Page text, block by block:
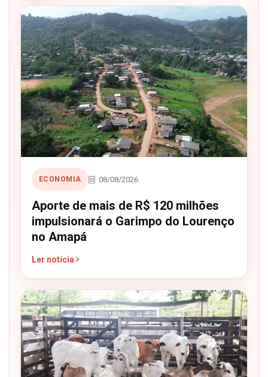
ECONOMIA 08/08/2026
Aporte de mais de R$ 120 milhões
impulsionará o Garimpo do Lourenço
no Amapá
Ler notícia